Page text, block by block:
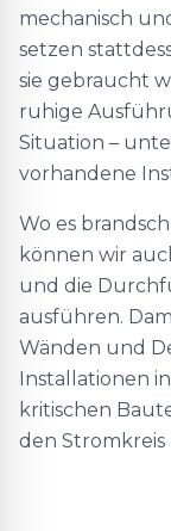
mechanisch
setzen
sie gebraucht
ruhige
Situation –
vorhandene
Wo es
können wir
und die
ausführen.
Wänden und
Installationen
kritischen
den